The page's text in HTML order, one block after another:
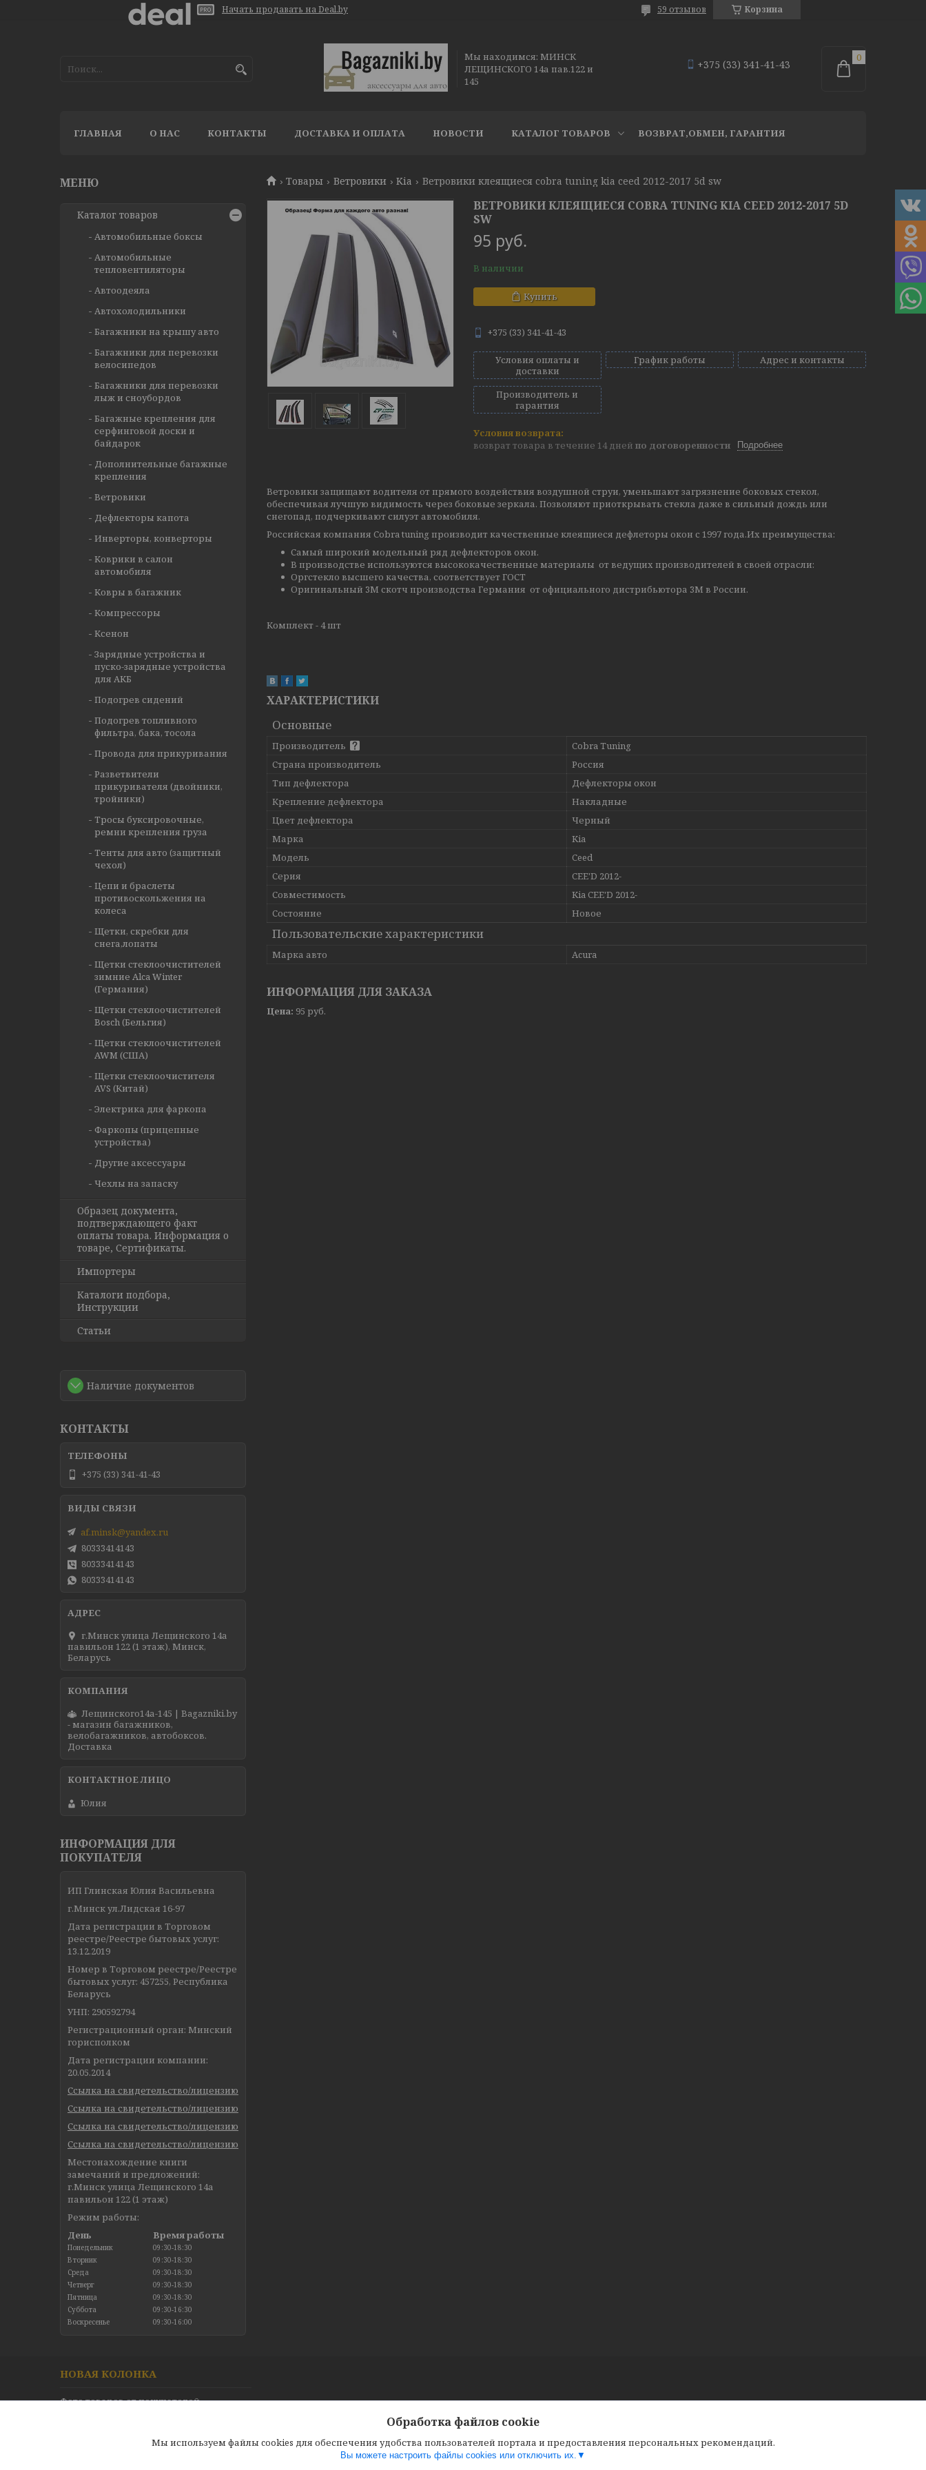
Начать продавать на Deal.by Корзина
59 отзывов
Мы находимся: МИНСК
ЛЕЩИНСКОГО 14а пав.122 и
145
+375 (33) 341-41-43
ГЛАВНАЯ О НАС КОНТАКТЫ ДОСТАВКА И ОПЛАТА НОВОСТИ КАТАЛОГ ТОВАРОВ ВОЗВРАТ,ОБМЕН, ГАРАНТИЯ
Товары Ветровики Kia Ветровики клеящиеся cobra tuning kia ceed 2012-2017 5d sw
ВЕТРОВИКИ КЛЕЯЩИЕСЯ COBRA TUNING KIA CEED 2012-2017 5D
SW
95 руб.
В наличии
Купить
+375 (33) 341-41-43
Условия оплаты и
доставки
График работы Адрес и контакты
Производитель и
гарантия
возврат товара в течение 14 дней по договоренности Подробнее
Ветровики защищают водителя от прямого воздействия воздушной струи, уменьшают загрязнение боковых стекол,
обеспечивая лучшую видимость через боковые зеркала. Позволяют приоткрывать стекла даже в сильный дождь или
снегопад, подчеркивают силуэт автомобиля.
Российская компания Cobra tuning производит качественные клеящиеся дефлеторы окон с 1997 года.Их преимущества:
Самый широкий модельный ряд дефлекторов окон.
В производстве используются высококачественные материалы от ведущих производителей в своей отрасли:
Оргстекло высшего качества, соответствует ГОСТ
Оригинальный 3М скотч производства Германия от официального дистрибьютора 3М в России.
Комплект - 4 шт
ХАРАКТЕРИСТИКИ
Основные
Производитель
Cobra Tuning
Страна производитель
Россия
Тип дефлектора
Дефлекторы окон
Крепление дефлектора
Накладные
Цвет дефлектора
Черный
Марка
Kia
Модель
Ceed
Серия
CEE'D 2012-
Совместимость
Kia CEE'D 2012-
Состояние
Новое
Пользовательские характеристики
Марка авто Acura
ИНФОРМАЦИЯ ДЛЯ ЗАКАЗА
Цена: 95 руб.
Каталог товаров
Автомобильные боксы
Автомобильные
тепловентиляторы
Автоодеяла
Автохолодильники
Багажники на крышу авто
Багажники для перевозки
велосипедов
Багажники для перевозки
лыж и сноубордов
Багажные крепления для
серфинговой доски и
байдарок
Дополнительные багажные
крепления
Ветровики
Дефлекторы капота
Инверторы, конверторы
Коврики в салон
автомобиля
Ковры в багажник
Компрессоры
Ксенон
Зарядные устройства и
пуско-зарядные устройства
для АКБ
Подогрев сидений
Подогрев топливного
фильтра, бака, тосола
Провода для прикуривания
Разветвители
прикуривателя (двойники,
тройники)
Тросы буксировочные,
ремни крепления груза
Тенты для авто (защитный
чехол)
Цепи и браслеты
противоскольжения на
колеса
Щетки, скребки для
снега,лопаты
Щетки стеклоочистителей
зимние Alca Winter
(Германия)
Щетки стеклоочистителей
Bosch (Бельгия)
Щетки стеклоочистителей
AWM (США)
Щетки стеклоочистителя
AVS (Китай)
Электрика для фаркопа
Фаркопы (прицепные
устройства)
Другие аксессуары
Чехлы на запаску
Образец документа,
подтверждающего факт
оплаты товара. Информация о
товаре, Сертификаты.
Импортеры
Каталоги подбора,
Инструкции
Статьи
Наличие документов
КОНТАКТЫ
+375 (33) 341-41-43
af.minsk@yandex.ru
80333414143
80333414143
80333414143
г.Минск улица Лещинского 14а
павильон 122 (1 этаж), Минск,
Беларусь
Лещинского14а-145 | Bagazniki.by
- магазин багажников,
велобагажников, автобоксов.
Доставка
Юлия
ИНФОРМАЦИЯ ДЛЯ
ПОКУПАТЕЛЯ
ИП Глинская Юлия Васильевна
г.Минск ул.Лидская 16-97
Дата регистрации в Торговом
реестре/Реестре бытовых услуг:
13.12.2019
Номер в Торговом реестре/Реестре
бытовых услуг: 457255, Республика
Беларусь
УНП: 290592794
Регистрационный орган: Минский
горисполком
Дата регистрации компании:
20.05.2014
Ссылка на свидетельство/лицензию
Ссылка на свидетельство/лицензию
Ссылка на свидетельство/лицензию
Ссылка на свидетельство/лицензию
Местонахождение книги
замечаний и предложений:
г.Минск улица Лещинского 14а
павильон 122 (1 этаж)
Режим работы:
День
Время работы
Понедельник
09:30-18:30
Вторник
09:30-18:30
Среда
09:30-18:30
Четверг
09:30-18:30
Пятница
09:30-18:30
Суббота
09:30-16:30
Воскресенье
09:30-16:00
НОВАЯ КОЛОНКА
Фото товаров от покупателей
Обработка файлов cookie
Мы используем файлы cookies для обеспечения удобства пользователей портала и предоставления персональных рекомендаций.
Вы можете настроить файлы cookies или отключить их.